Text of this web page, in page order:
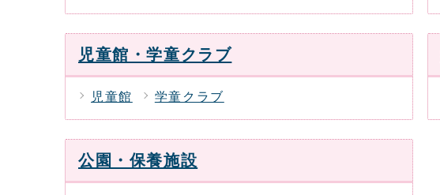
児童館・学童クラブ
児童館 学童クラブ
公園・保養施設